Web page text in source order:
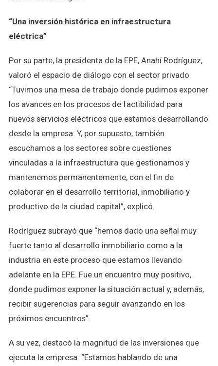
“Una inversión histórica en infraestructura
eléctrica”
Por su parte, la presidenta de la EPE, Anahí Rodríguez,
valoró el espacio de diálogo con el sector privado.
“Tuvimos una mesa de trabajo donde pudimos exponer
los avances en los procesos de factibilidad para
nuevos servicios eléctricos que estamos desarrollando
desde la empresa. Y, por supuesto, también
escuchamos a los sectores sobre cuestiones
vinculadas a la infraestructura que gestionamos y
mantenemos permanentemente, con el fin de
colaborar en el desarrollo territorial, inmobiliario y
productivo de la ciudad capital”, explicó.
Rodríguez subrayó que “hemos dado una señal muy
fuerte tanto al desarrollo inmobiliario como a la
industria en este proceso que estamos llevando
adelante en la EPE. Fue un encuentro muy positivo,
donde pudimos exponer la situación actual y, además,
recibir sugerencias para seguir avanzando en los
próximos encuentros”.
A su vez, destacó la magnitud de las inversiones que
ejecuta la empresa: “Estamos hablando de una